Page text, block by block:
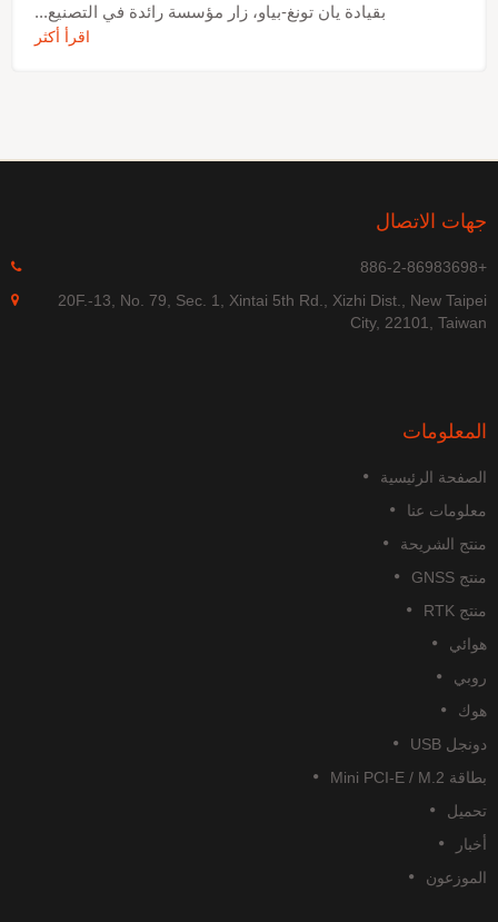
بقيادة يان تونغ-بياو، زار مؤسسة رائدة في التصنيع...
اقرأ أكثر
جهات الاتصال
+886-2-86983698
20F.-13, No. 79, Sec. 1, Xintai 5th Rd., Xizhi Dist., New Taipei
City, 22101, Taiwan
المعلومات
الصفحة الرئيسية
معلومات عنا
منتج الشريحة
منتج GNSS
منتج RTK
هوائي
روبي
هوك
دونجل USB
بطاقة Mini PCI-E / M.2
تحميل
أخبار
الموزعون